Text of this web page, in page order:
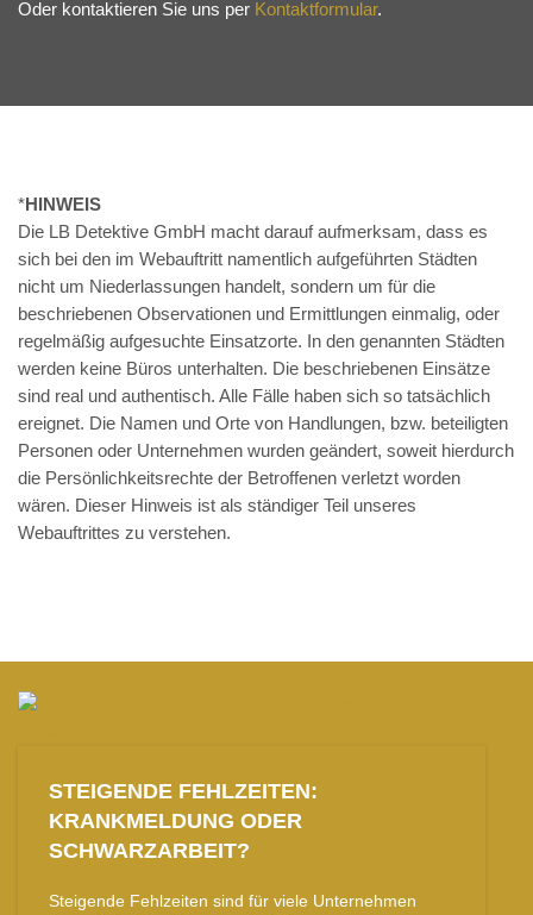
Oder kontaktieren Sie uns per Kontaktformular.
*HINWEIS
Die LB Detektive GmbH macht darauf aufmerksam, dass es
sich bei den im Webauftritt namentlich aufgeführten Städten
nicht um Niederlassungen handelt, sondern um für die
beschriebenen Observationen und Ermittlungen einmalig, oder
regelmäßig aufgesuchte Einsatzorte. In den genannten Städten
werden keine Büros unterhalten. Die beschriebenen Einsätze
sind real und authentisch. Alle Fälle haben sich so tatsächlich
ereignet. Die Namen und Orte von Handlungen, bzw. beteiligten
Personen oder Unternehmen wurden geändert, soweit hierdurch
die Persönlichkeitsrechte der Betroffenen verletzt worden
wären. Dieser Hinweis ist als ständiger Teil unseres
Webauftrittes zu verstehen.
STEIGENDE FEHLZEITEN:
KRANKMELDUNG ODER
SCHWARZARBEIT?
Steigende Fehlzeiten sind für viele Unternehmen